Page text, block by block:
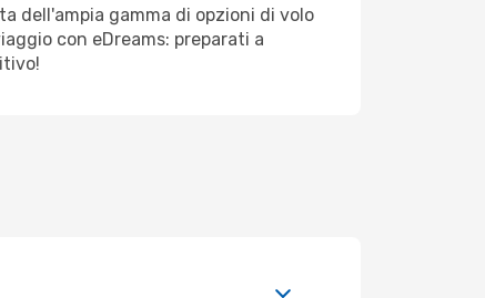
dell'ampia gamma di opzioni di volo
con eDreams: preparati a